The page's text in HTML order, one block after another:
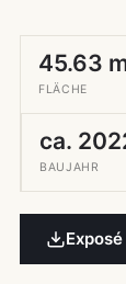
45.63
FLÄCHE
ca.
BAUJAHR